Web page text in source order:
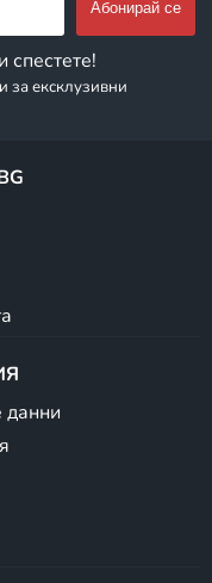
за ексклузивни
данни